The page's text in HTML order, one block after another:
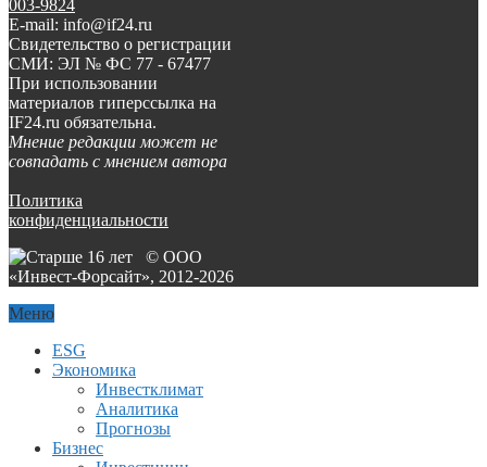
003-9824
E-mail: info@if24.ru
Свидетельство о регистрации
СМИ: ЭЛ № ФС 77 - 67477
При использовании
материалов гиперссылка на
IF24.ru обязательна.
Мнение редакции может не
совпадать с мнением автора
Политика
конфиденциальности
© ООО
«Инвест-Форсайт», 2012-2026
Меню
ESG
Экономика
Инвестклимат
Аналитика
Прогнозы
Бизнес